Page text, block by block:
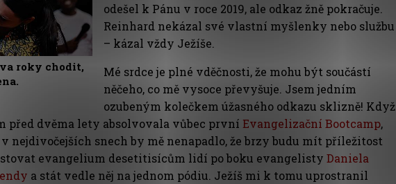
roky chodit,
odešel k Pánu v roce 2019, ale odkaz žně pokračuje.
Reinhard nekázal své vlastní myšlenky nebo službu
– kázal vždy Ježíše.
Mé srdce je plné vděčnosti, že mohu být součástí
něčeho, co mě vysoce převyšuje. Jsem jedním
ozubeným kolečkem úžasného odkazu sklizně! Když
před dvěma lety absolvovala vůbec první Evangelizační Bootcamp,
nejdivočejších snech by mě nenapadlo, že brzy budu mít příležitost
evangelium desetitisícům lidí po boku evangelistyDaniela
a stát vedle něj na jednom pódiu. Ježíš mi k tomu uprostranil